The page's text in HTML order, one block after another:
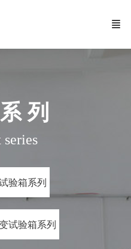
列
series
验箱系列
试验箱系列